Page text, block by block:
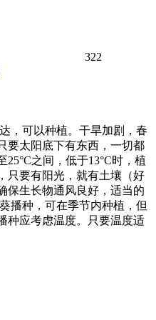
322
，可以种植。干旱加剧，春
要太阳底下有东西，一切都
之间，低于13°C时，植
只要有阳光，就有土壤（好
保生长物通风良好，适当的
播种，可在季节内种植，但
种应考虑温度。只要温度适